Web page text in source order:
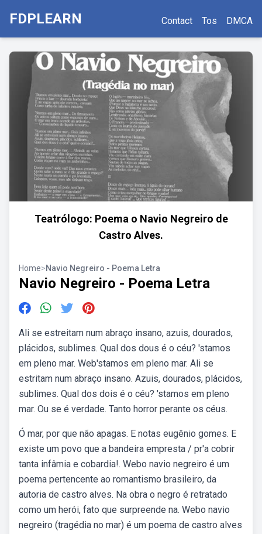
FDPLEARN Contact Tos DMCA
Teatrólogo: Poema o Navio Negreiro de
Castro Alves.
Home>Navio Negreiro - Poema Letra
Navio Negreiro - Poema Letra
Ali se estreitam num abraço insano, azuis, dourados,
plácidos, sublimes. Qual dos dous é o céu? 'stamos
em pleno mar. Web'stamos em pleno mar. Ali se
estritam num abraço insano. Azuis, dourados, plácidos,
sublimes. Qual dos dois é o céu? 'stamos em pleno
mar. Ou se é verdade. Tanto horror perante os céus.
Ó mar, por que não apagas. E notas eugênio gomes. E
existe um povo que a bandeira empresta / pr'a cobrir
tanta infâmia e cobardia!. Webo navio negreiro é um
poema pertencente ao romantismo brasileiro, da
autoria de castro alves. Na obra o negro é retratado
como um herói, fato que surpreende na. Webo navio
negreiro (tragédia no mar) é um poema de castro alves